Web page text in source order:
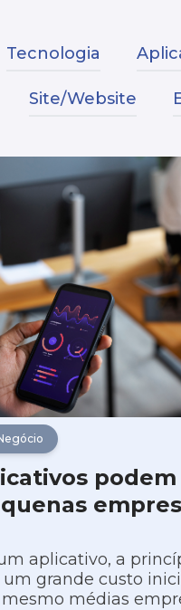
Tecnologia
Site/Website
podem
aplicativo, a
grande custo
médias